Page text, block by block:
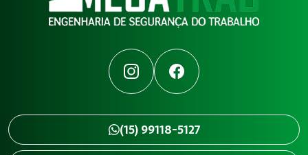
InstagramFacebook
(15) 99118-5127